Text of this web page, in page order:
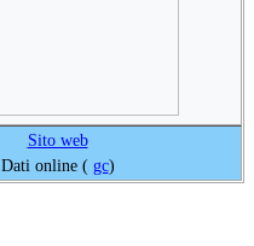
Sito web
Dati online ( gc)